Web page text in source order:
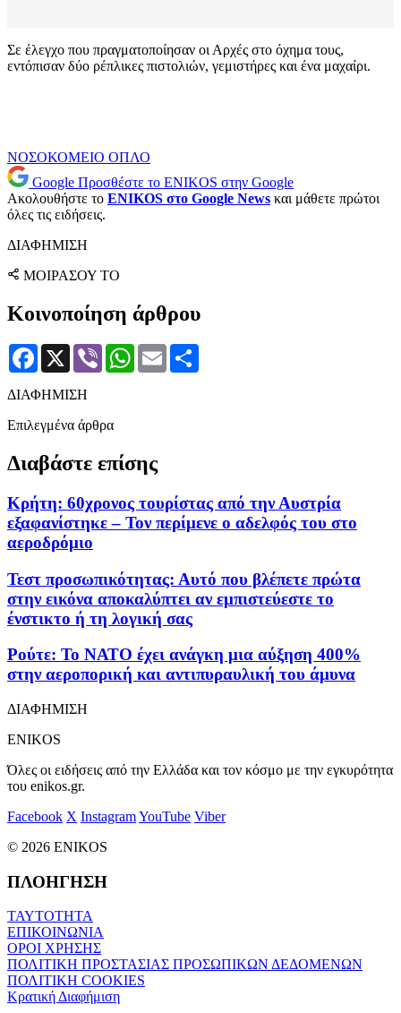
Σε έλεγχο που πραγματοποίησαν οι Αρχές στο όχημα τους,
εντόπισαν δύο ρέπλικες πιστολιών, γεμιστήρες και ένα μαχαίρι.
ΝΟΣΟΚΟΜΕΙΟ ΟΠΛΟ
Google Προσθέστε το ENIKOS στην Google
Ακολουθήστε το ENIKOS στο Google News και μάθετε πρώτοι
όλες τις ειδήσεις.
ΔΙΑΦΗΜΙΣΗ
ΜΟΙΡΑΣΟΥ ΤΟ
Κοινοποίηση άρθρου
Facebook
X Viber WhatsApp
Email
ΔΙΑΦΗΜΙΣΗ
Επιλεγμένα άρθρα
Διαβάστε επίσης
Κρήτη: 60χρονος τουρίστας από την Αυστρία
εξαφανίστηκε – Τον περίμενε ο αδελφός του στο
αεροδρόμιο
Τεστ προσωπικότητας: Αυτό που βλέπετε πρώτα
στην εικόνα αποκαλύπτει αν εμπιστεύεστε το
ένστικτο ή τη λογική σας
Ρούτε: Το ΝΑΤΟ έχει ανάγκη μια αύξηση 400%
στην αεροπορική και αντιπυραυλική του άμυνα
ΔΙΑΦΗΜΙΣΗ
ENIKOS
Όλες οι ειδήσεις από την Ελλάδα και τον κόσμο με την εγκυρότητα
του enikos.gr.
Facebook X InstagramYouTube Viber
© 2026 ENIKOS
ΠΛΟΗΓΗΣΗ
ΤΑΥΤΟΤΗΤΑ
ΕΠΙΚΟΙΝΩΝΙΑ
ΟΡΟΙ ΧΡΗΣΗΣ
ΠΟΛΙΤΙΚΗ ΠΡΟΣΤΑΣΙΑΣ ΠΡΟΣΩΠΙΚΩΝ ΔΕΔΟΜΕΝΩΝ
ΠΟΛΙΤΙΚΗ COOKIES
Κρατική Διαφήμιση